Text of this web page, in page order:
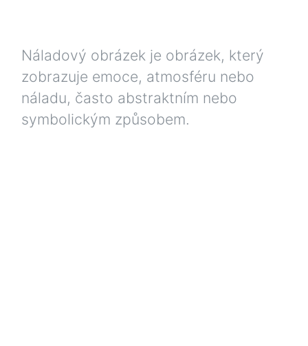
Náladový obrázek je obrázek, který
zobrazuje emoce, atmosféru nebo
náladu, často abstraktním nebo
symbolickým způsobem.